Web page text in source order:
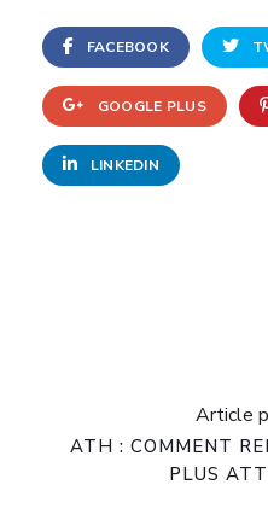
FACEBOOK
GOOGLE PLUS
LINKEDIN
Article
ATH : COMMENT
PLUS